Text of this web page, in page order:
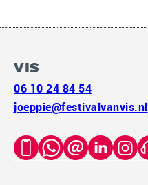
VIS
06 10 24 84 54
joeppie@festivalvanvis.nl